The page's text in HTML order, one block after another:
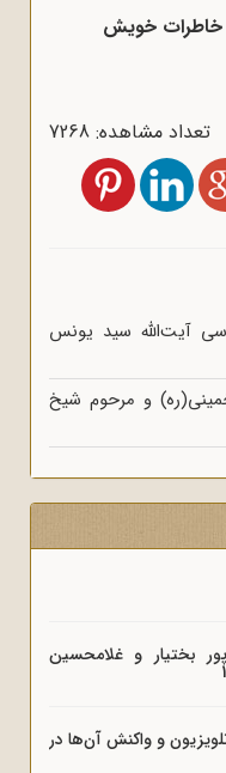
خاطرات خویش
تعداد مشاهده: 7268
آیت‌الله سید یونس
و مرحوم شیخ
بختیار و غلامحسین
و واکنش آن‌ها در